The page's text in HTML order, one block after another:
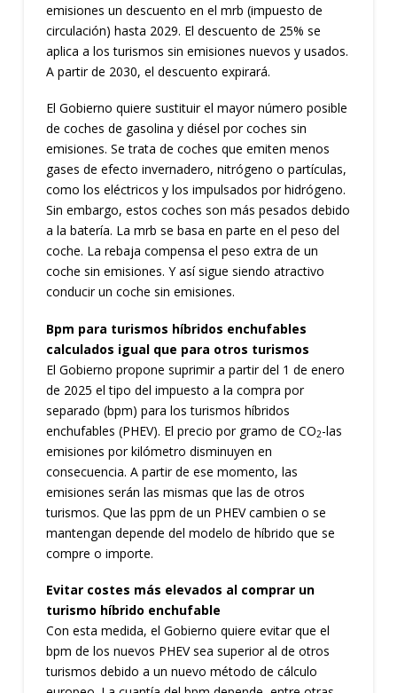
emisiones un descuento en el mrb (impuesto de
circulación) hasta 2029. El descuento de 25% se
aplica a los turismos sin emisiones nuevos y usados.
A partir de 2030, el descuento expirará.
El Gobierno quiere sustituir el mayor número posible
de coches de gasolina y diésel por coches sin
emisiones. Se trata de coches que emiten menos
gases de efecto invernadero, nitrógeno o partículas,
como los eléctricos y los impulsados por hidrógeno.
Sin embargo, estos coches son más pesados debido
a la batería. La mrb se basa en parte en el peso del
coche. La rebaja compensa el peso extra de un
coche sin emisiones. Y así sigue siendo atractivo
conducir un coche sin emisiones.
Bpm para turismos híbridos enchufables
calculados igual que para otros turismos
El Gobierno propone suprimir a partir del 1 de enero
de 2025 el tipo del impuesto a la compra por
separado (bpm) para los turismos híbridos
enchufables (PHEV). El precio por gramo de CO2-las
emisiones por kilómetro disminuyen en
consecuencia. A partir de ese momento, las
emisiones serán las mismas que las de otros
turismos. Que las ppm de un PHEV cambien o se
mantengan depende del modelo de híbrido que se
compre o importe.
Evitar costes más elevados al comprar un
turismo híbrido enchufable
Con esta medida, el Gobierno quiere evitar que el
bpm de los nuevos PHEV sea superior al de otros
turismos debido a un nuevo método de cálculo